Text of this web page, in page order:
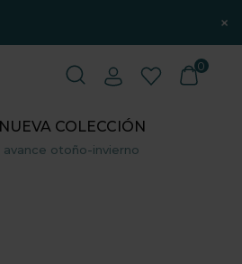
×
NUEVA COLECCIÓN
avance otoño-invierno
0